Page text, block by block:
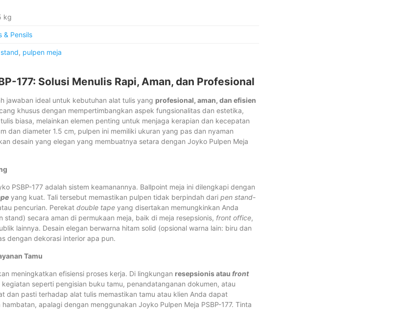
kg
& Pensils
, pulpen meja
177: Solusi Menulis Rapi, Aman, dan Profesional
jawaban ideal untuk kebutuhan alat tulis yang profesional, aman, dan efisien
khusus dengan mempertimbangkan aspek fungsionalitas dan estetika,
biasa, melainkan elemen penting untuk menjaga kerapian dan kecepatan
dan diameter 1.5 cm, pulpen ini memiliki ukuran yang pas dan nyaman
desain yang elegan yang membuatnya setara dengan Joyko Pulpen Meja
PSBP-177 adalah sistem keamanannya. Ballpoint meja ini dilengkapi dengan
yang kuat. Tali tersebut memastikan pulpen tidak berpindah dari pen stand-
pencurian. Perekat double tape yang disertakan memungkinkan Anda
secara aman di permukaan meja, baik di meja resepsionis, front office,
lainnya. Desain elegan berwarna hitam solid (opsional warna lain: biru dan
dengan dekorasi interior apa pun.
Tamu
meningkatkan efisiensi proses kerja. Di lingkungan resepsionis atau front
seperti pengisian buku tamu, penandatanganan dokumen, atau
dan pasti terhadap alat tulis memastikan tamu atau klien Anda dapat
apalagi dengan menggunakan Joyko Pulpen Meja PSBP-177. Tinta